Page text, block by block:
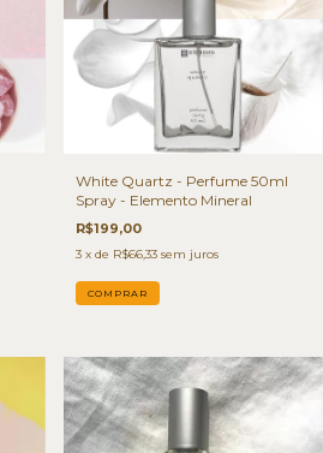
White Quartz - Perfume 50ml
Spray - Elemento Mineral
R$199,00
3 x de R$66,33 sem juros